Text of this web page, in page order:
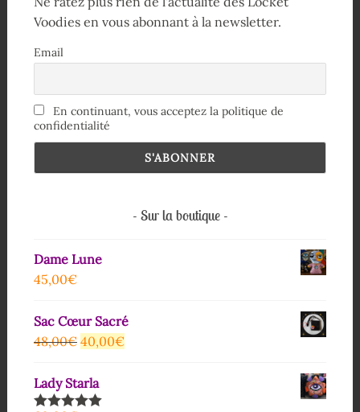
Voodies en vous abonnant à la newsletter.
Email
En continuant, vous acceptez la politique de
confidentialité
Sur la boutique
Dame Lune
45,00€
Sac Cœur Sacré
48,00€ 40,00€
Lady Starla